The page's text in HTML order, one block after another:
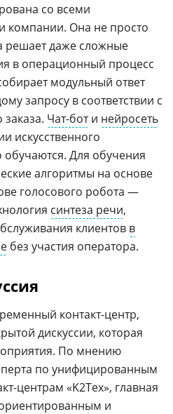
со всеми
компании. Она не просто
решает даже сложные
в операционный процесс
модульный ответ
запросу в соответствии с
Чат-боти нейросеть
искусственного
обучаются. Для обучения
алгоритмы на основе
голосового робота —
синтеза речи,
клиентов в
без участия оператора.
контакт-центр,
дискуссии, которая
По мнению
по унифицированным
центрам «K2Тех», главная
и